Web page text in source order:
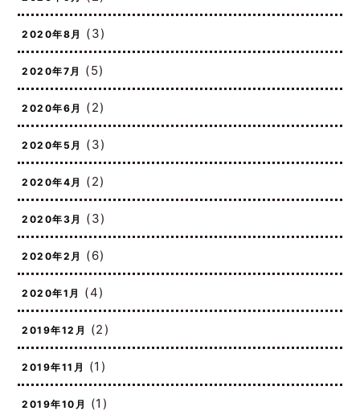
2020年9月(2)
2020年8月(3)
2020年7月(5)
2020年6月(2)
2020年5月(3)
2020年4月(2)
2020年3月(3)
2020年2月(6)
2020年1月(4)
2019年12月(2)
2019年11月(1)